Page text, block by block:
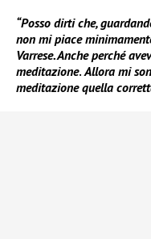
“Posso dirti che,
non mi piace
Varrese. Anche perché
meditazione.Allora mi
meditazione quella